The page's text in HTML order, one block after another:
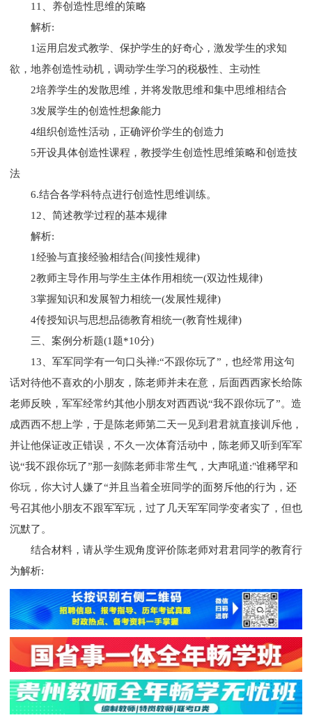
11、养创造性思维的策略
解析:
1运用启发式教学、保护学生的好奇心，激发学生的求知
欲，地养创造性动机，调动学生学习的税极性、主动性
2培养学生的发散思维，并将发散思维和集中思维相结合
3发展学生的创造性想象能力
4组织创造性活动，正确评价学生的创造力
5开设具体创造性课程，教授学生创造性思维策略和创造技
法
6.结合各学科特点进行创造性思维训练。
12、简述教学过程的基本规律
解析:
1经验与直接经验相结合(间接性规律)
2教师主导作用与学生主体作用相统一(双边性规律)
3掌握知识和发展智力相统一(发展性规律)
4传授知识与思想品德教育相统一(教育性规律)
三、案例分析题(1题*10分)
13、军军同学有一句口头禅:“不跟你玩了”，也经常用这句
话对待他不喜欢的小朋友，陈老师并未在意，后面西西家长给陈
老师反映，军军经常约其他小朋友对西西说“我不跟你玩了”。造
成西西不想上学，于是陈老师第二天一见到君君就直接训斥他，
并让他保证改正错误，不久一次体育活动中，陈老师又听到军军
说“我不跟你玩了”那一刻陈老师非常生气，大声吼道:"谁稀罕和
你玩，你大讨人嫌了“并且当着全班同学的面努斥他的行为，还
号召其他小朋友不跟军军玩，过了几天军军同学变者实了，但也
沉默了。
结合材料，请从学生观角度评价陈老师对君君同学的教育行
为解析: